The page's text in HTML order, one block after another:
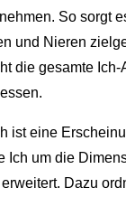
So sorgt
und Nieren
die gesamte
ist eine
Ich um die
Dazu